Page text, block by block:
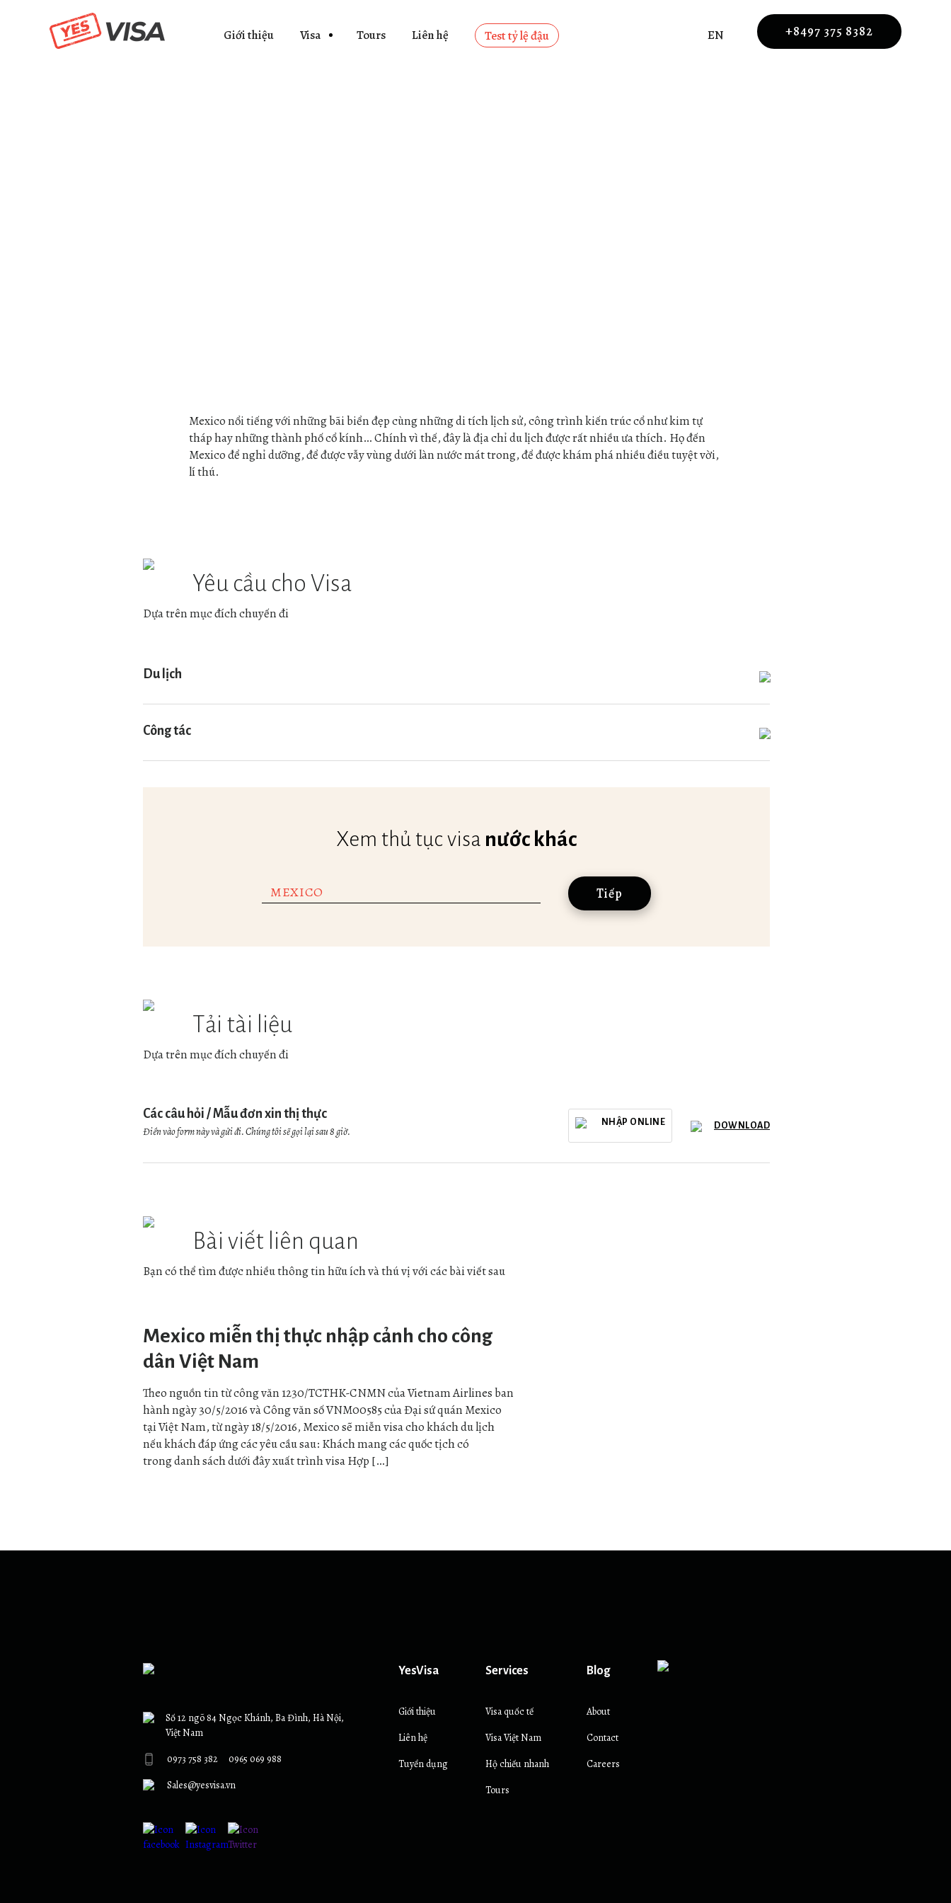
Giới thiệu Visa Tours Liên hệ Test tỷ lệ đậu EN +8497 375 8382
Mexico nổi tiếng với những bãi biển đẹp cùng những di tích lịch sử, công trình kiến trúc cổ như kim tự
tháp hay những thành phố cổ kính… Chính vì thế, đây là địa chỉ du lịch được rất nhiều ưa thích. Họ đến
Mexico để nghỉ dưỡng, để được vẫy vùng dưới làn nước mát trong, để được khám phá nhiều điều tuyệt vời,
lí thú.
Yêu cầu cho Visa
Dựa trên mục đích chuyến đi
Du lịch
https://www.oanda.com/currency/converter/
Công tác
Xem thủ tục visa nước khác
Tải tài liệu
Dựa trên mục đích chuyến đi
Các câu hỏi / Mẫu đơn xin thị thực
Điền vào form này và gửi đi. Chúng tôi sẽ gọi lại sau 8 giờ.
NHẬP ONLINE DOWNLOAD
Bài viết liên quan
Bạn có thể tìm được nhiều thông tin hữu ích và thú vị với các bài viết sau
Mexico miễn thị thực nhập cảnh cho công
dân Việt Nam
Theo nguồn tin từ công văn 1230/TCTHK-CNMN của Vietnam Airlines ban
hành ngày 30/5/2016 và Công văn số VNM00585 của Đại sứ quán Mexico
tại Việt Nam, từ ngày 18/5/2016, Mexico sẽ miễn visa cho khách du lịch
nếu khách đáp ứng các yêu cầu sau: Khách mang các quốc tịch có
trong danh sách dưới đây xuất trình visa Hợp […]
Số 12 ngõ 84 Ngọc Khánh, Ba Đình, Hà Nội,
Việt Nam
0973 758 382
0965 069 988
Sales@yesvisa.vn
YesVisa
Giới thiệu
Liên hệ
Tuyển dụng
Services
Visa quốc tế
Visa Việt Nam
Hộ chiếu nhanh
Tours
Blog
About
Contact
Careers